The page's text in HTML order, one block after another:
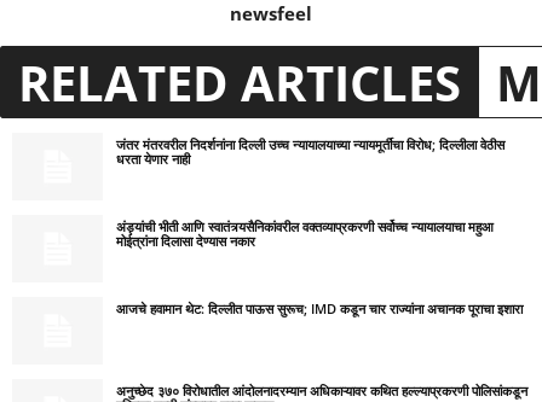
newsfeel
RELATED ARTICLES
जंतर मंतरवरील निदर्शनांना दिल्ली उच्च न्यायालयाच्या न्यायमूर्तींचा विरोध; दिल्लीला वेठीस
धरता येणार नाही
अंड्यांची भीती आणि स्वातंत्र्यसैनिकांवरील वक्तव्याप्रकरणी सर्वोच्च न्यायालयाचा महुआ
मोईत्रांना दिलासा देण्यास नकार
आजचे हवामान थेट: दिल्लीत पाऊस सुरूच; IMD कडून चार राज्यांना अचानक पूराचा इशारा
अनुच्छेद ३७० विरोधातील आंदोलनादरम्यान अधिकाऱ्यावर कथित हल्ल्याप्रकरणी पोलिसांकडून